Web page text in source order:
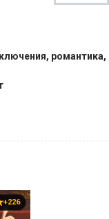
романтика,
+226